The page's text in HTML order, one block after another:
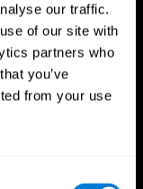
our traffic.
of our site with
partners who
you’ve
from your use